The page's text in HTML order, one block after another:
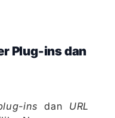
Plug-ins dan
insdan URL